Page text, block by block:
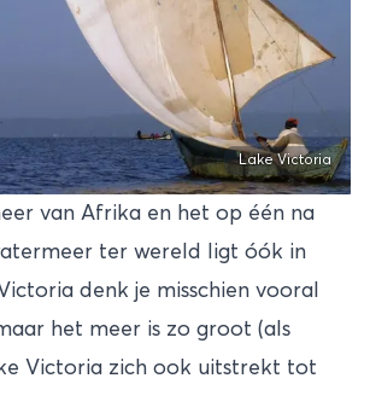
Lake Victoria
van Afrika en het op één na
ter wereld ligt óók in
denk je misschien vooral
het meer is zo groot (als
Victoria zich ook uitstrekt tot